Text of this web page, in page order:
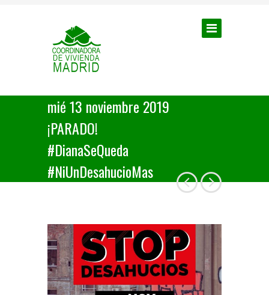
mié 13 noviembre 2019
¡PARADO!
#DianaSeQueda
#NiUnDesahucioMas